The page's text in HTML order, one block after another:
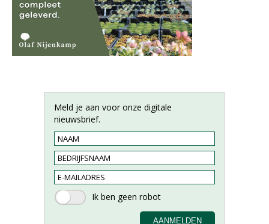
Meld je aan voor onze digitale
nieuwsbrief.